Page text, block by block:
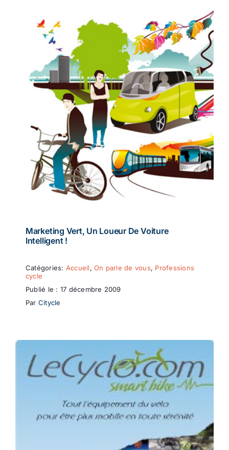
Marketing Vert, Un Loueur De Voiture
Intelligent !
Catégories: Accueil,On parle de vous, Professions
cycle
Publié le : 17 décembre 2009
Par Citycle